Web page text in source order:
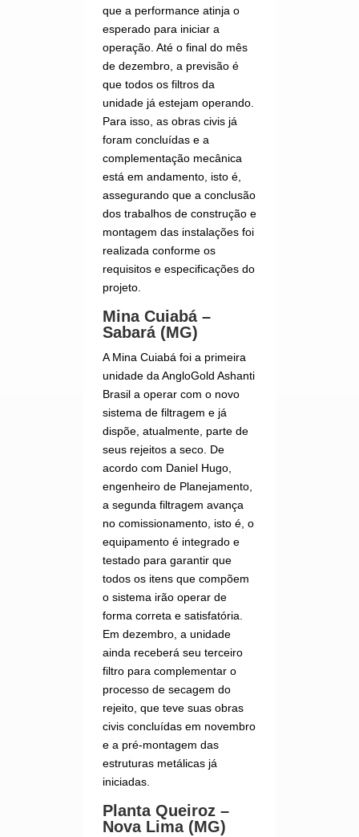
que a performance atinja o
esperado para iniciar a
operação. Até o final do mês
de dezembro, a previsão é
que todos os filtros da
unidade já estejam operando.
Para isso, as obras civis já
foram concluídas e a
complementação mecânica
está em andamento, isto é,
assegurando que a conclusão
dos trabalhos de construção e
montagem das instalações foi
realizada conforme os
requisitos e especificações do
projeto.
Mina Cuiabá –
Sabará (MG)
A Mina Cuiabá foi a primeira
unidade da AngloGold Ashanti
Brasil a operar com o novo
sistema de filtragem e já
dispõe, atualmente, parte de
seus rejeitos a seco. De
acordo com Daniel Hugo,
engenheiro de Planejamento,
a segunda filtragem avança
no comissionamento, isto é, o
equipamento é integrado e
testado para garantir que
todos os itens que compõem
o sistema irão operar de
forma correta e satisfatória.
Em dezembro, a unidade
ainda receberá seu terceiro
filtro para complementar o
processo de secagem do
rejeito, que teve suas obras
civis concluídas em novembro
e a pré-montagem das
estruturas metálicas já
iniciadas.
Planta Queiroz –
Nova Lima (MG)